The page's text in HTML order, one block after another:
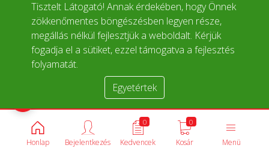
Tisztelt Látogató! Annak érdekében, hogy Önnek
zökkenőmentes böngészésben legyen része,
megállás nélkül fejlesztjük a weboldalt. Kérjük
fogadja el a sütiket, ezzel támogatva a fejlesztés
folyamatát.
Egyetértek
Honlap Menü
0
Kosár
0
Kedvencek
Bejelentkezés
Termékek összehasonlítása